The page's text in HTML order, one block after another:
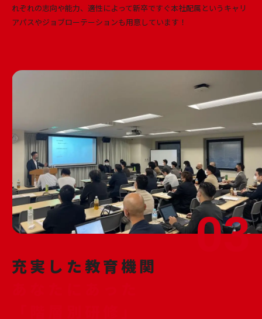
れぞれの志向や能力、適性によって新卒ですぐ本社配属というキャリ
アパスやジョブローテーションも用意しています！
充実した教育機関